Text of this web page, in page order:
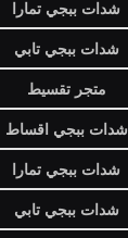
شدات ببجي تمارا
شدات ببجي تابي
متجر تقسيط
شدات ببجي اقساط
شدات ببجي تمارا
شدات ببجي تابي